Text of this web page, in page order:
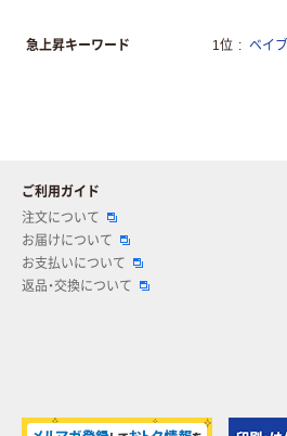
急上昇キーワード 1位 ベイ
ご利用ガイド
注文について
お届けについて
お支払いについて
返品・交換について